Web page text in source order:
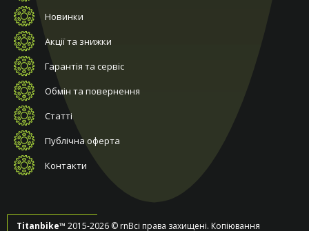
Новинки
Акції та знижки
Гарантія та сервіс
Обмін та повернення
Статті
Публічна оферта
Контакти
Titanbike™ 2015-2026 © rnВсі права захищені. Копіювання